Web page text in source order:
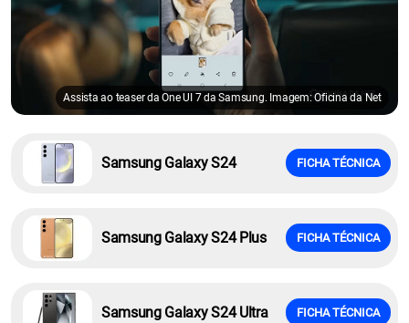
Assista ao teaser da One UI 7 da Samsung. Imagem: Oficina da Net
Samsung Galaxy S24 FICHA TÉCNICA
Samsung Galaxy S24 Plus FICHA TÉCNICA
Samsung Galaxy S24 Ultra FICHA TÉCNICA